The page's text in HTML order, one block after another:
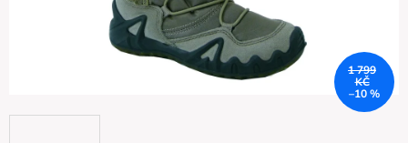
1 799
KČ
–10 %